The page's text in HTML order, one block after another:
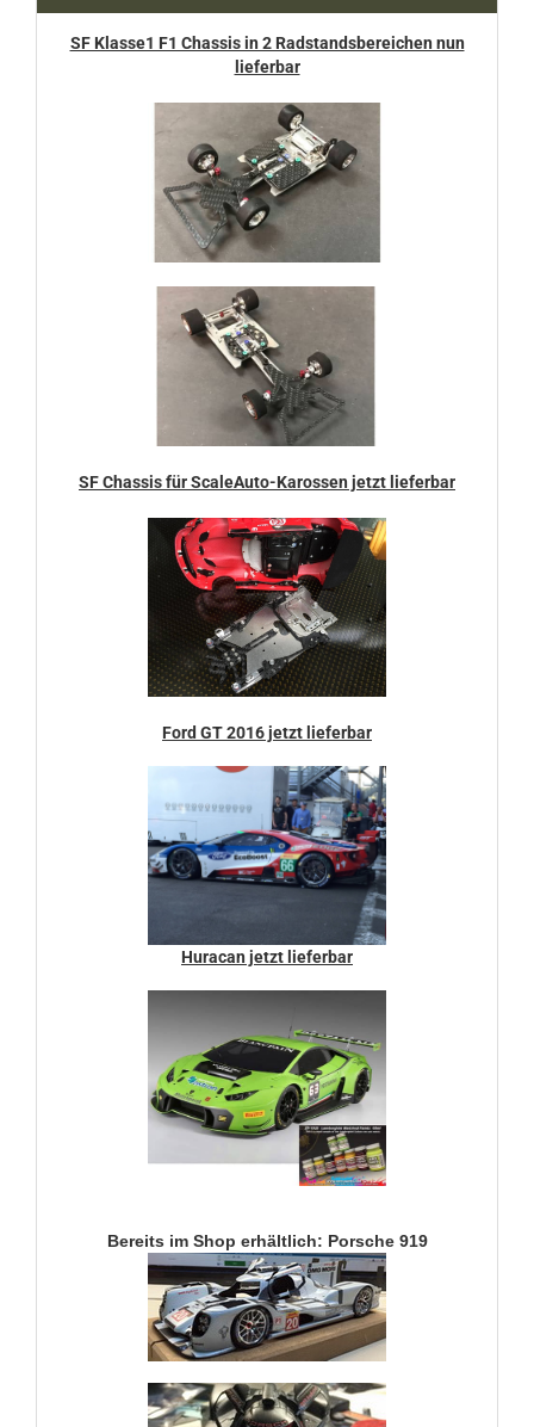
SF Klasse1 F1 Chassis in 2 Radstandsbereichen nun
lieferbar
SF Chassis für ScaleAuto-Karossen jetzt lieferbar
Ford GT 2016 jetzt lieferbar
Huracan jetzt lieferbar
Bereits im Shop erhältlich: Porsche 919